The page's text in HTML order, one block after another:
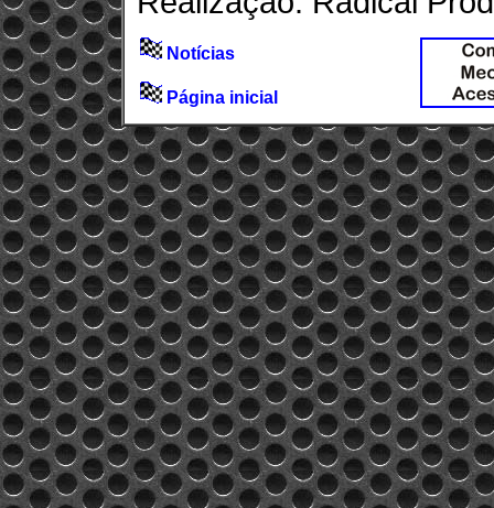
Notícias
Página inicial